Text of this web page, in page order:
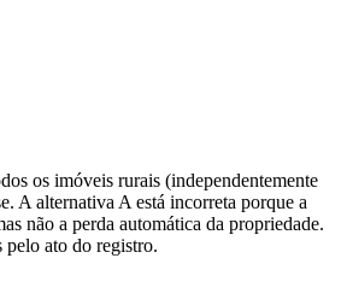
os imóveis rurais (independentemente
A alternativa A está incorreta porque a
não a perda automática da propriedade.
ato do registro.